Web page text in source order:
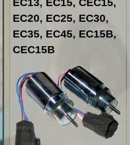
EC13, EC15, CEC15,
EC20, EC25, EC30,
EC35, EC45, EC15B,
CEC15B